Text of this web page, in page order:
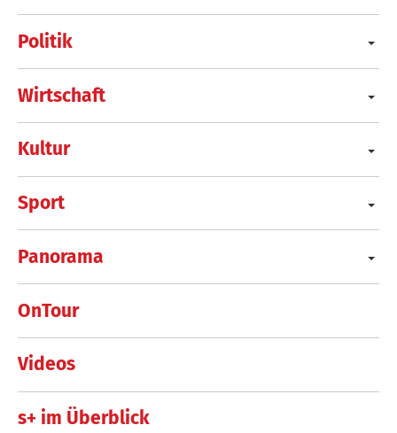
Politik
Wirtschaft
Kultur
Sport
Panorama
OnTour
Videos
s+ im Überblick